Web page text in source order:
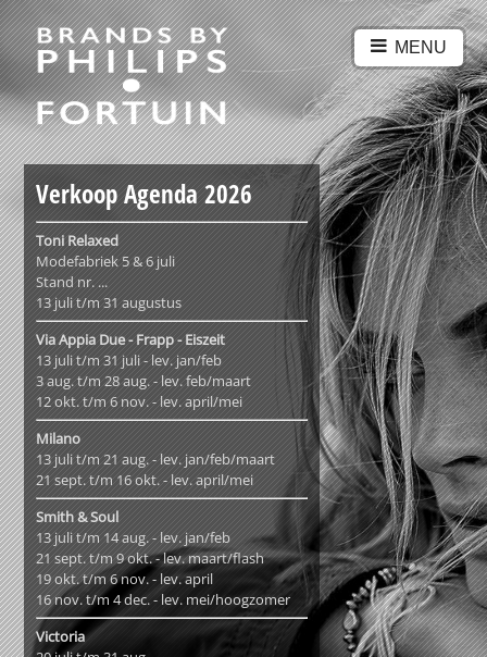
MENU
Verkoop Agenda 2026
Toni Relaxed
Modefabriek 5 & 6 juli
Stand nr. ...
13 juli t/m 31 augustus
Via Appia Due - Frapp - Eiszeit
13 juli t/m 31 juli - lev. jan/feb
3 aug. t/m 28 aug. - lev. feb/maart
12 okt. t/m 6 nov. - lev. april/mei
Milano
13 juli t/m 21 aug. - lev. jan/feb/maart
21 sept. t/m 16 okt. - lev. april/mei
Smith & Soul
13 juli t/m 14 aug. - lev. jan/feb
21 sept. t/m 9 okt. - lev. maart/flash
19 okt. t/m 6 nov. - lev. april
16 nov. t/m 4 dec. - lev. mei/hoogzomer
Victoria